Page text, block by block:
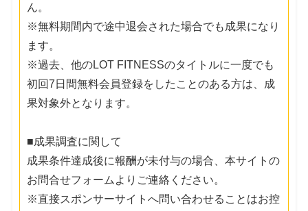
ん。
※無料期間内で途中退会された場合でも成果になり
ます。
※過去、他のLOT FITNESSのタイトルに一度でも
初回7日間無料会員登録をしたことのある方は、成
果対象外となります。
■成果調査に関して
成果条件達成後に報酬が未付与の場合、本サイトの
お問合せフォームよりご連絡ください。
※直接スポンサーサイトへ問い合わせることはお控